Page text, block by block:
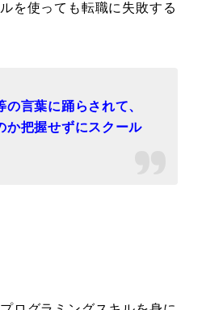
を使っても転職に失敗する
の言葉に踊らされて、
か把握せずにスクール